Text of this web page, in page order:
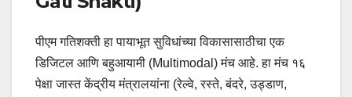
पीएम गतिशक्ती हा पायाभूत सुविधांच्या विकासासाठीचा एक
डिजिटल आणि बहुआयामी (Multimodal) मंच आहे. हा मंच १६
पेक्षा जास्त केंद्रीय मंत्रालयांना (रेल्वे, रस्ते, बंदरे, उड्डाण,